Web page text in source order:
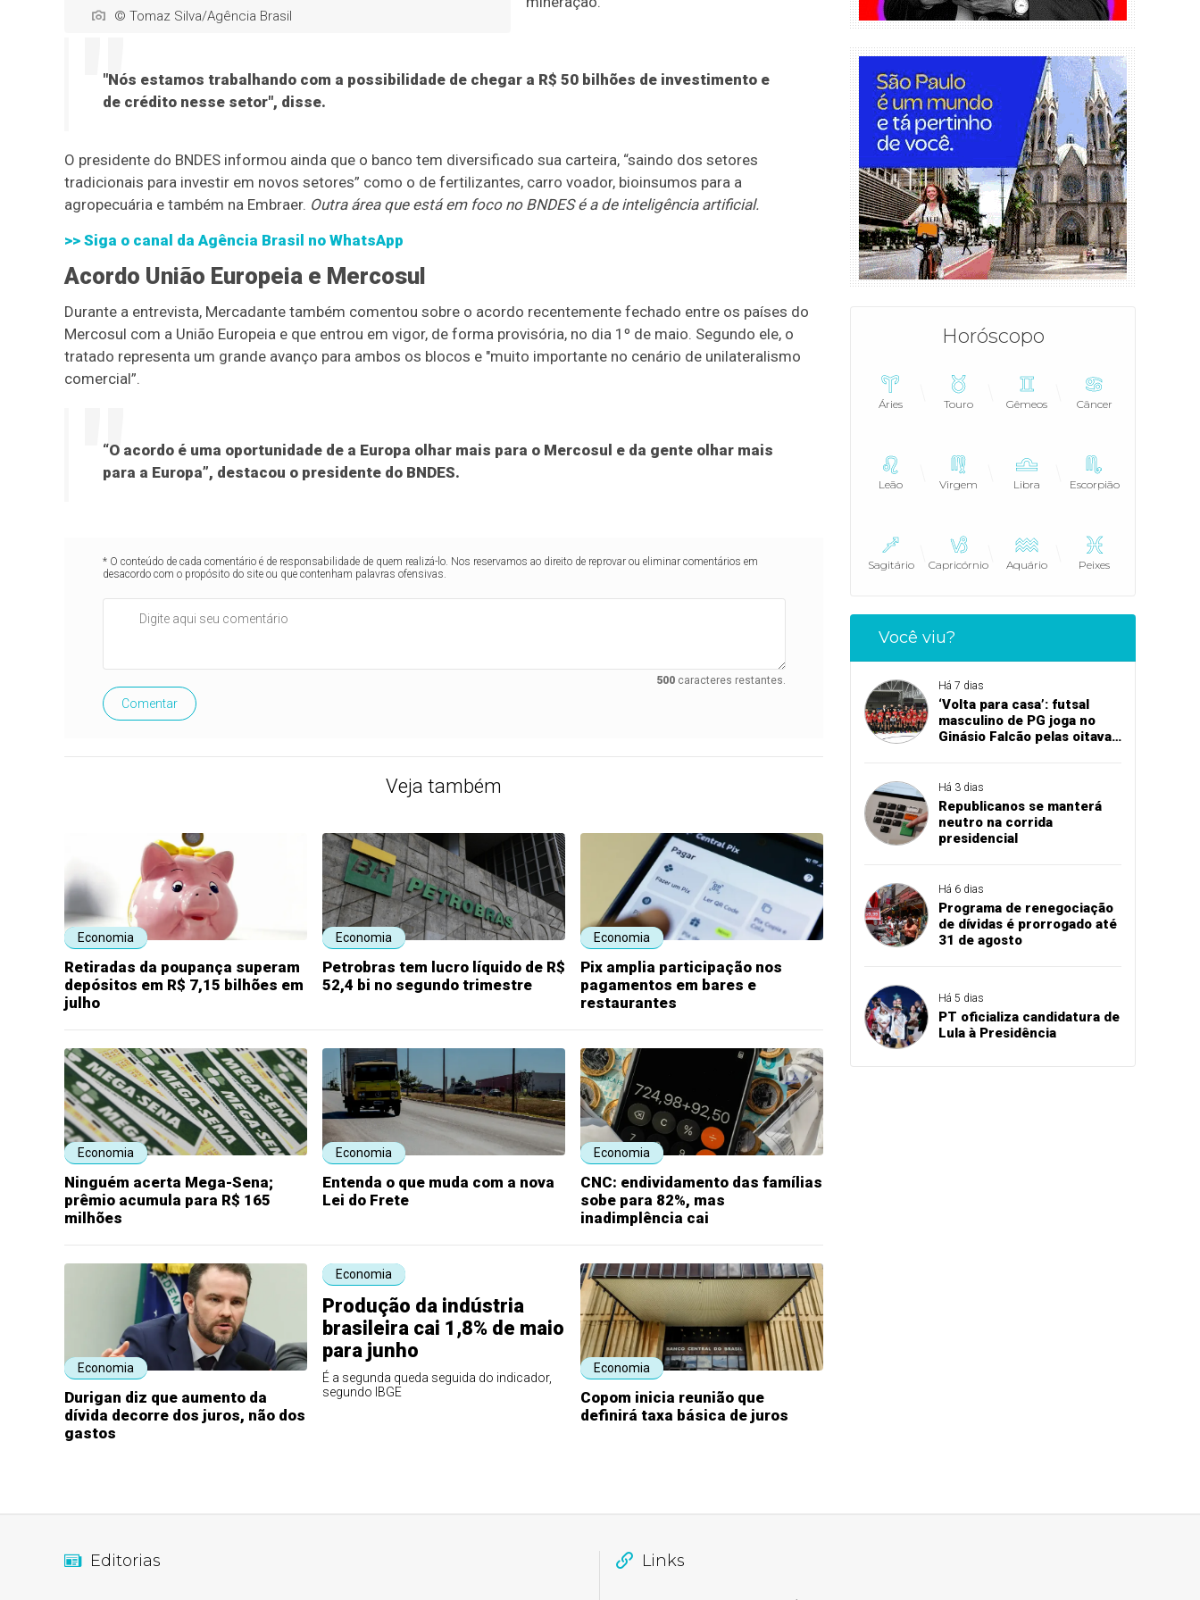
© Tomaz Silva/Agência Brasil
"Nós estamos trabalhando com a possibilidade de chegar a R$ 50 bilhões de investimento e
de crédito nesse setor", disse.
O presidente do BNDES informou ainda que o banco tem diversificado sua carteira, “saindo dos setores
tradicionais para investir em novos setores” como o de fertilizantes, carro voador, bioinsumos para a
agropecuária e também na Embraer. Outra área que está em foco no BNDES é a de inteligência artificial.
>> Siga o canal da Agência Brasil no WhatsApp
Acordo União Europeia e Mercosul
Durante a entrevista, Mercadante também comentou sobre o acordo recentemente fechado entre os países do
Mercosul com a União Europeia e que entrou em vigor, de forma provisória, no dia 1º de maio. Segundo ele, o
tratado representa um grande avanço para ambos os blocos e "muito importante no cenário de unilateralismo
comercial”.
“O acordo é uma oportunidade de a Europa olhar mais para o Mercosul e da gente olhar mais
para a Europa”, destacou o presidente do BNDES.
* O conteúdo de cada comentário é de responsabilidade de quem realizá-lo. Nos reservamos ao direito de reprovar ou eliminar comentários em
desacordo com o propósito do site ou que contenham palavras ofensivas.
500caracteres restantes.
Comentar
Veja também
Economia
Retiradas da poupança superam
depósitos em R$ 7,15 bilhões em
julho
Economia
Petrobras tem lucro líquido de R$
52,4 bi no segundo trimestre
Economia
Pix amplia participação nos
pagamentos em bares e
restaurantes
Economia
Ninguém acerta Mega-Sena;
prêmio acumula para R$ 165
milhões
Economia
Entenda o que muda com a nova
Lei do Frete
Economia
CNC: endividamento das famílias
sobe para 82%, mas
inadimplência cai
Economia
Durigan diz que aumento da
dívida decorre dos juros, não dos
gastos
Economia
Produção da indústria
brasileira cai 1,8% de maio
para junho
É a segunda queda seguida do indicador,
segundo IBGE
Economia
Copom inicia reunião que
definirá taxa básica de juros
Horóscopo
Áries Touro Gêmeos Câncer
Leão Virgem Libra Escorpião
Sagitário Capricórnio Aquário Peixes
Você viu?
Há 7 dias
‘Volta para casa’: futsal
masculino de PG joga no
Ginásio Falcão pelas oitavas
Há 3 dias
Republicanos se manterá
neutro na corrida
presidencial
Há 6 dias
Programa de renegociação
de dívidas é prorrogado até
31 de agosto
Há 5 dias
PT oficializa candidatura de
Lula à Presidência
Editorias Links